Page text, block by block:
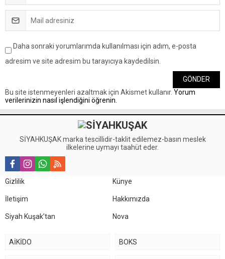
Daha sonraki yorumlarımda kullanılması için adım, e-posta
adresim ve site adresim bu tarayıcıya kaydedilsin.
Bu site istenmeyenleri azaltmak için Akismet kullanır. Yorum
verilerinizin nasıl işlendiğini öğrenin.
SİYAHKUŞAK marka tescillidir-taklit edilemez-basın meslek
ilkelerine uymayı taahüt eder.
Gizlilik Künye
İletişim Hakkımızda
Siyah Kuşak’tan Nova
AİKİDO BOKS